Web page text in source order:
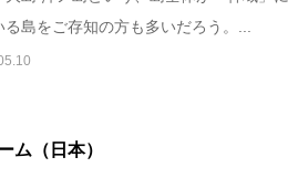
島をご存知の方も多いだろう。...
ム（日本）